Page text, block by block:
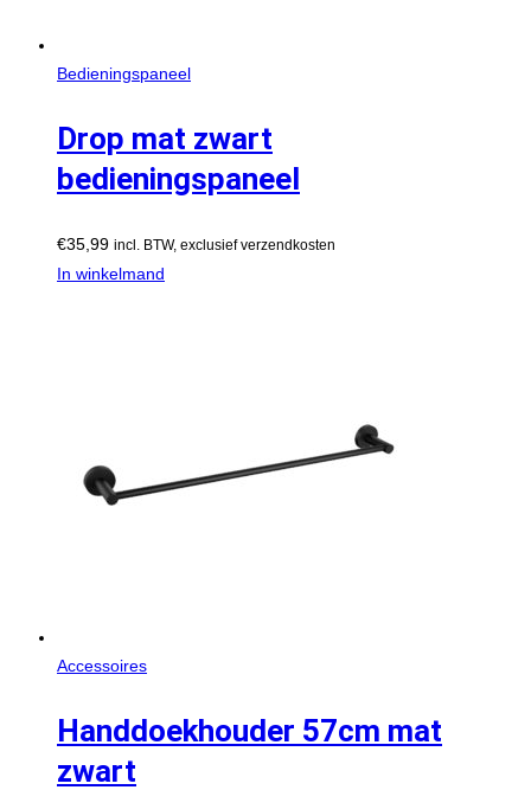
Bedieningspaneel
Drop mat zwart
bedieningspaneel
€35,99 incl. BTW, exclusief verzendkosten
In winkelmand
Accessoires
Handdoekhouder 57cm mat
zwart